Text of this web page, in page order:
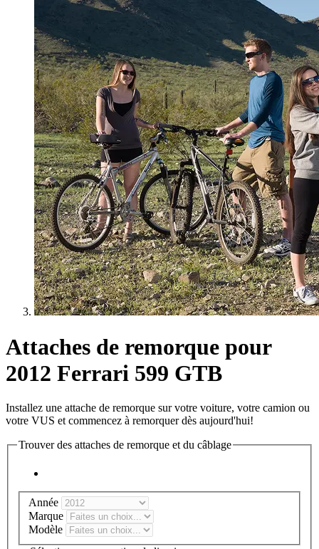
Attaches de remorque pour
2012 Ferrari 599 GTB
Installez une attache de remorque sur votre voiture, votre camion ou
votre VUS et commencez à remorquer dès aujourd'hui!
Trouver des attaches de remorque et du câblage
Année
Marque
Modèle